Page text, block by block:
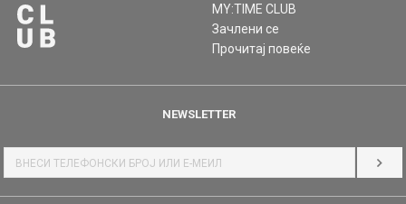
MY:TIME CLUB
Зачлени се
Прочитај повеќе
NEWSLETTER